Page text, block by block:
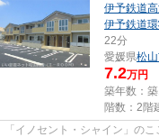
伊予鉄道
伊予鉄道
22分
愛媛県松
7.2万円
築年数：
階数：2階
「イノセント・シャイン」の